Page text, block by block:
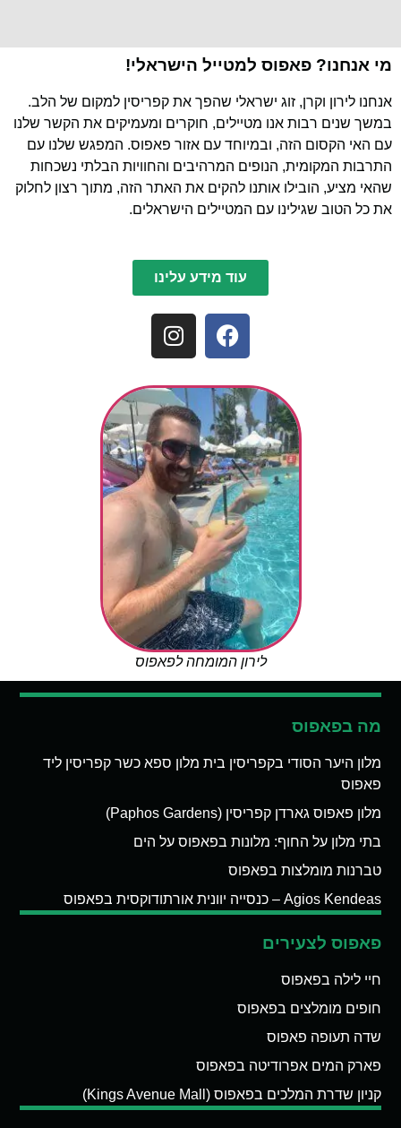
מי אנחנו? פאפוס למטייל הישראלי!
אנחנו לירון וקרן, זוג ישראלי שהפך את קפריסין למקום של הלב.
במשך שנים רבות אנו מטיילים, חוקרים ומעמיקים את הקשר שלנו
עם האי הקסום הזה, ובמיוחד עם אזור פאפוס. המפגש שלנו עם
התרבות המקומית, הנופים המרהיבים והחוויות הבלתי נשכחות
שהאי מציע, הובילו אותנו להקים את האתר הזה, מתוך רצון לחלוק
את כל הטוב שגילינו עם המטיילים הישראלים.
עוד מידע עלינו
לירון המומחה לפאפוס
מה בפאפוס
מלון היער הסודי בקפריסין בית מלון ספא כשר קפריסין ליד
פאפוס
מלון פאפוס גארדן קפריסין (Paphos Gardens)
בתי מלון על החוף: מלונות בפאפוס על הים
טברנות מומלצות בפאפוס
Agios Kendeas – כנסייה יוונית אורתודוקסית בפאפוס
פאפוס לצעירים
חיי לילה בפאפוס
חופים מומלצים בפאפוס
שדה תעופה פאפוס
פארק המים אפרודיטה בפאפוס
קניון שדרת המלכים בפאפוס (Kings Avenue Mall)